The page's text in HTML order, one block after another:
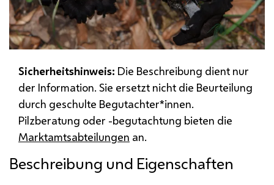
Sicherheitshinweis: Die Beschreibung dient nur
der Information. Sie ersetzt nicht die Beurteilung
durch geschulte Begutachter*innen.
Pilzberatung oder -begutachtung bieten die
Marktamtsabteilungen an.
Beschreibung und Eigenschaften